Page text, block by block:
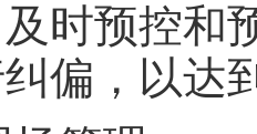
时预控和
偏，以达